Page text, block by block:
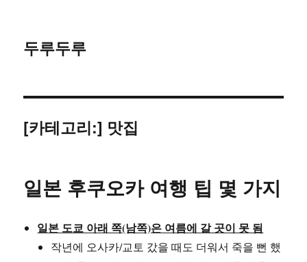
두루두루
[카테고리:] 맛집
일본 후쿠오카 여행 팁 몇 가지
일본 도쿄 아래 쪽(남쪽)은 여름에 갈 곳이 못 됨
작년에 오사카/교토 갔을 때도 더워서 죽을 뻔 했